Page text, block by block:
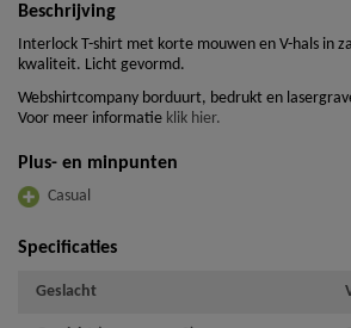
Beschrijving
Interlock T-shirt met korte mouwen en V-hals in
kwaliteit. Licht gevormd.
Webshirtcompany borduurt, bedrukt en
Voor meer informatie klik hier.
Plus- en minpunten
Casual
Specificaties
Geslacht